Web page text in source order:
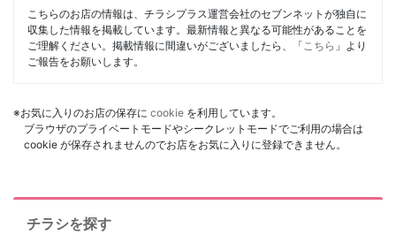
こちらのお店の情報は、チラシプラス運営会社のセブンネットが独自に
収集した情報を掲載しています。最新情報と異なる可能性があることを
ご理解ください。掲載情報に間違いがございましたら、「 こちら 」より
ご報告をお願いします。
※お気に入りのお店の保存に cookie を利用しています。
ブラウザのプライベートモードやシークレットモードでご利用の場合は
cookie が保存されませんのでお店をお気に入りに登録できません。
チラシを探す